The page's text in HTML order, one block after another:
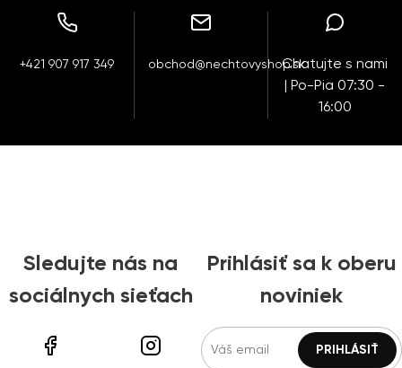
+421 907 917 349 obchod@nechtovyshop.skChatujte s nami
| Po-Pia 07:30 -
16:00
Sledujte nás na
sociálnych sieťach
Prihlásiť sa k oberu
noviniek